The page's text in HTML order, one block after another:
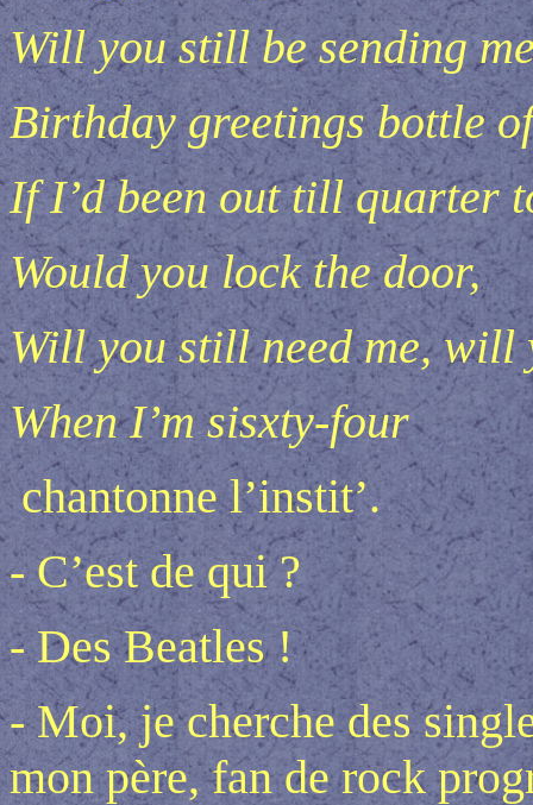
Will you still be sending
Birthday greetings bottle
If I’d been out till quarter
Would you lock the door,
Will you still need me, will
When I’m sisxty-four
chantonne l’instit’.
- C’est de qui ?
- Des Beatles !
- Moi, je cherche des
mon père, fan de rock